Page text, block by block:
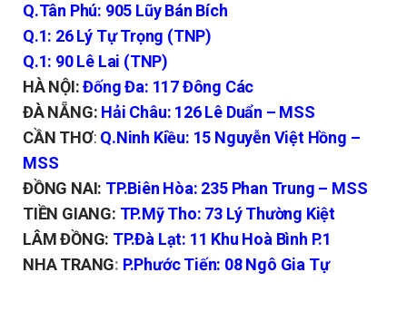
Q.Tân Phú: 905 Lũy Bán Bích
Q.1: 26 Lý Tự Trọng (TNP)
Q.1: 90 Lê Lai (TNP)
HÀ NỘI: Đống Đa: 117 Đông Các
ĐÀ NẴNG: Hải Châu: 126 Lê Duẩn – MSS
CẦN THƠ: Q.Ninh Kiều: 15 Nguyễn Việt Hồng –
MSS
ĐỒNG NAI: TP.Biên Hòa: 235 Phan Trung – MSS
TIỀN GIANG: TP.Mỹ Tho: 73 Lý Thường Kiệt
LÂM ĐỒNG: TP.Đà Lạt: 11 Khu Hoà Bình P.1
NHA TRANG: P.Phước Tiến: 08 Ngô Gia Tự